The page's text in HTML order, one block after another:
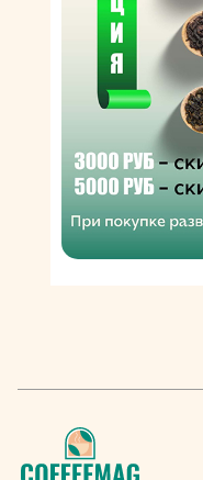
Центральной
отбирают,
обжарки и
производства
контролируется
Ассортимент
линейкой
настоящими
выбор
Qualita Rossa Aroma
обладает
ароматом, а в